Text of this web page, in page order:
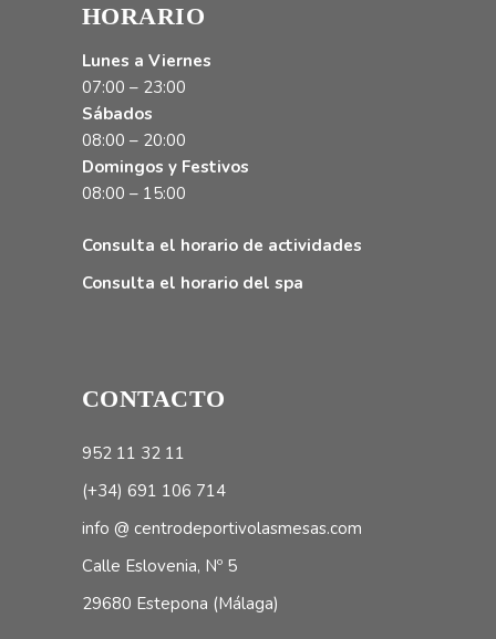
HORARIO
Lunes a Viernes
07:00 – 23:00
Sábados
08:00 – 20:00
Domingos y Festivos
08:00 – 15:00
Consulta el horario de actividades
Consulta el horario del spa
CONTACTO
952 11 32 11
(+34) 691 106 714
info @ centrodeportivolasmesas.com
Calle Eslovenia, Nº 5
29680 Estepona (Málaga)